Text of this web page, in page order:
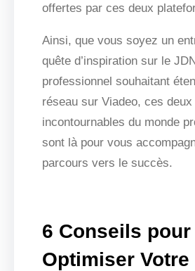
offertes par ces deux
Ainsi, que vous soyez un
quête d’inspiration sur le
professionnel souhaitant
réseau sur Viadeo, ces
incontournables du monde
sont là pour vous
parcours vers le succès.
6 Conseils pour
Optimiser Votre